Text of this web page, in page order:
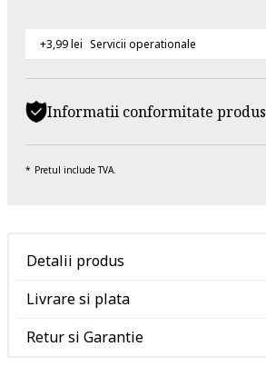
+3,99 lei Servicii operationale
Informatii conformitate produs
Pretul include TVA.
Detalii produs
Livrare si plata
Retur si Garantie